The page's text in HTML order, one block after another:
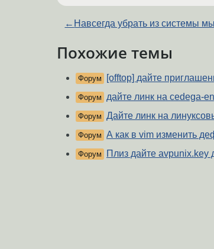
← Навсегда убрать из системы
Похожие темы
Форум [offtop] дайте
Форум дайте линк на cedega-
Форум Дайте линк на
Форум А как в vim изменить
Форум Плиз дайте avpunix.key